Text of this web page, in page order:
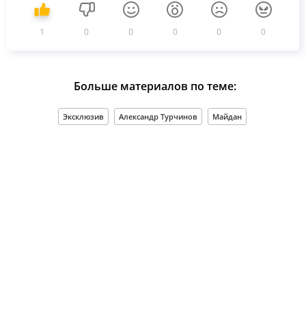
1 0 0 0 0 0
Больше материалов по теме:
Эксклюзив Александр Турчинов Майдан